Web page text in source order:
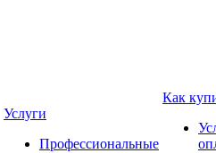
Услуги
Профессиональные
Как